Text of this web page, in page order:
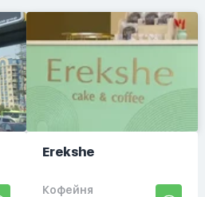
Erekshe
Кофейня